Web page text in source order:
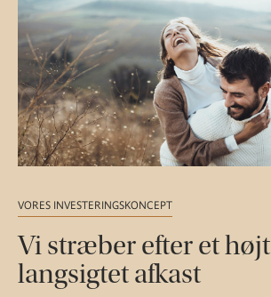
VORES INVESTERINGSKONCEPT
Vi stræber efter et højt
langsigtet afkast